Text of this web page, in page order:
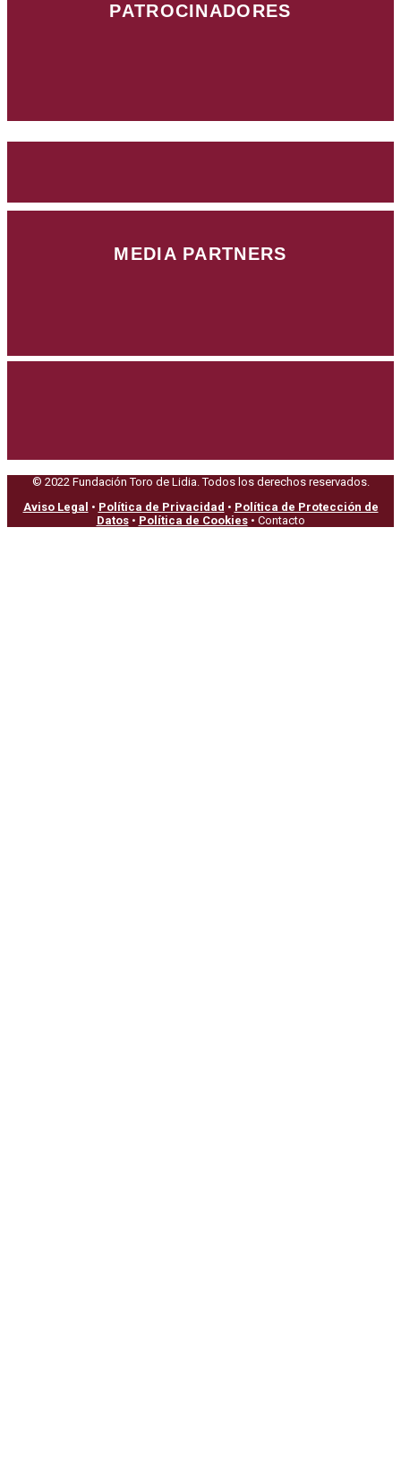
PATROCINADORES
MEDIA PARTNERS
© 2022 Fundación Toro de Lidia. Todos los derechos reservados.
Aviso Legal • Política de Privacidad • Política de Protección de
Datos• Política de Cookies• Contacto